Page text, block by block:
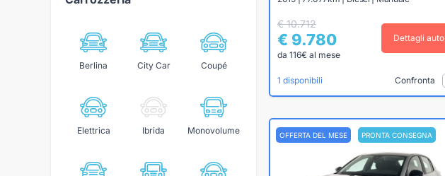
Berlina City Car Coupé
Elettrica Ibrida Monovolume
€ 10.712
€ 9.780
da 116€ al mese
Dettagli auto
1 disponibili Confronta
OFFERTA DEL MESE PRONTA CONSEGNA